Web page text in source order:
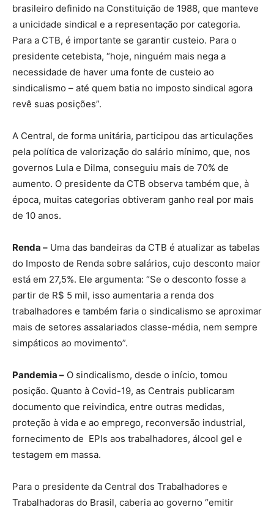
brasileiro definido na Constituição de 1988, que manteve
a unicidade sindical e a representação por categoria.
Para a CTB, é importante se garantir custeio. Para o
presidente cetebista, “hoje, ninguém mais nega a
necessidade de haver uma fonte de custeio ao
sindicalismo – até quem batia no imposto sindical agora
revê suas posições”.
A Central, de forma unitária, participou das articulações
pela política de valorização do salário mínimo, que, nos
governos Lula e Dilma, conseguiu mais de 70% de
aumento. O presidente da CTB observa também que, à
época, muitas categorias obtiveram ganho real por mais
de 10 anos.
Renda – Uma das bandeiras da CTB é atualizar as tabelas
do Imposto de Renda sobre salários, cujo desconto maior
está em 27,5%. Ele argumenta: “Se o desconto fosse a
partir de R$ 5 mil, isso aumentaria a renda dos
trabalhadores e também faria o sindicalismo se aproximar
mais de setores assalariados classe-média, nem sempre
simpáticos ao movimento”.
Pandemia – O sindicalismo, desde o início, tomou
posição. Quanto à Covid-19, as Centrais publicaram
documento que reivindica, entre outras medidas,
proteção à vida e ao emprego, reconversão industrial,
fornecimento de EPIs aos trabalhadores, álcool gel e
testagem em massa.
Para o presidente da Central dos Trabalhadores e
Trabalhadoras do Brasil, caberia ao governo “emitir